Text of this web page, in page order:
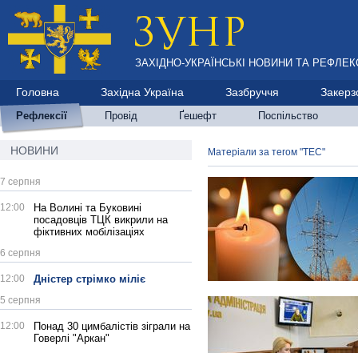
ЗАХІДНО-УКРАЇНСЬКІ НОВИНИ ТА
Головна Західна Україна Зазбруччя
Рефлексії Провід Ґешефт Поспільство
НОВИНИ
7 серпня
12:00
На Волині та Буковині
посадовців ТЦК викрили на
фіктивних мобілізаціях
6 серпня
12:00 Дністер стрімко міліє
5 серпня
12:00
Понад 30 цимбалістів зіграли на
Говерлі "Аркан"
Матеріали за тегом "ТЕС"